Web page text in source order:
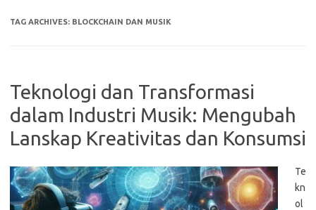
TAG ARCHIVES: BLOCKCHAIN DAN MUSIK
Teknologi dan Transformasi
dalam Industri Musik: Mengubah
Lanskap Kreativitas dan Konsumsi
Te
kn
ol